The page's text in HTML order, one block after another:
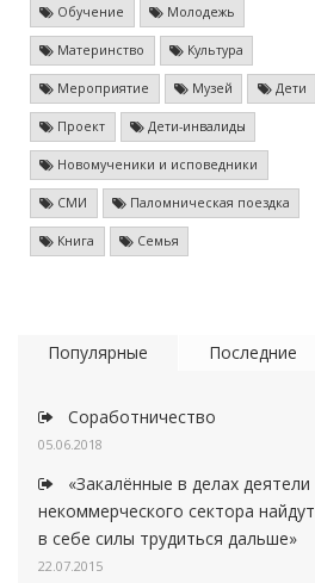
Обучение Молодежь
Материнство Культура
Мероприятие Музей Дети
Проект Дети-инвалиды
Новомученики и исповедники
СМИ Паломническая поездка
Книга Семья
Популярные Последние
Соработничество
05.06.2018
«Закалённые в делах деятели
некоммерческого сектора найдут
в себе силы трудиться дальше»
22.07.2015